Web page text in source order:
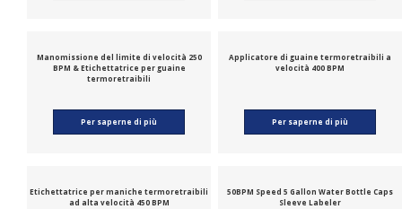
Manomissione del limite di velocità 250
BPM & Etichettatrice per guaine
termoretraibili
Per saperne di più
Applicatore di guaine termoretraibili a
velocità 400 BPM
Per saperne di più
Etichettatrice per maniche termoretraibili
ad alta velocità 450 BPM
50BPM Speed ​​5 Gallon Water Bottle Caps
Sleeve Labeler